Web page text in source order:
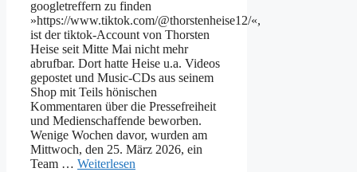
googletreffern zu finden
»https://www.tiktok.com/@thorstenheise12/«,
ist der tiktok-Account von Thorsten
Heise seit Mitte Mai nicht mehr
abrufbar. Dort hatte Heise u.a. Videos
gepostet und Music-CDs aus seinem
Shop mit Teils hönischen
Kommentaren über die Pressefreiheit
und Medienschaffende beworben.
Wenige Wochen davor, wurden am
Mittwoch, den 25. März 2026, ein
Team … Weiterlesen